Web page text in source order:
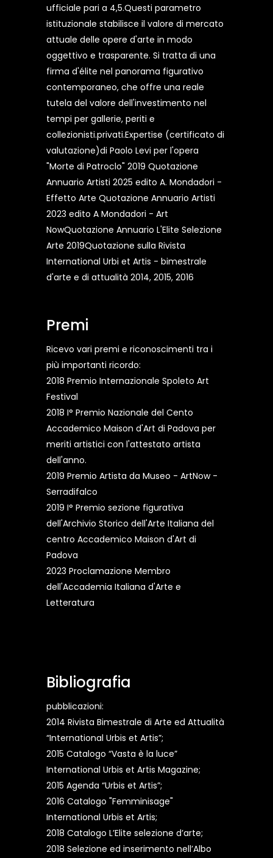
ufficiale pari a 4,5.Questi parametro
istituzionale stabilisce il valore di mercato
attuale delle opere d'arte in modo
oggettivo e trasparente. Si tratta di una
firma d'élite nel panorama figurativo
contemporaneo, che offre una reale
tutela del valore dell'investimento nel
tempi per gallerie, periti e
collezionisti.privati.Expertise (certificato di
valutazione)di Paolo Levi per l'opera
"Morte di Patroclo" 2019 Quotazione
Annuario Artisti 2025 edito A. Mondadori -
Effetto Arte Quotazione Annuario Artisti
2023 edito A Mondadori - Art
NowQuotazione Annuario L'Elite Selezione
Arte 2019Quotazione sulla Rivista
International Urbi et Artis - bimestrale
d'arte e di attualità 2014, 2015, 2016
Premi
Ricevo vari premi e riconoscimenti tra i
più importanti ricordo:
2018 Premio Internazionale Spoleto Art
Festival
2018 I° Premio Nazionale del Cento
Accademico Maison d'Art di Padova per
meriti artistici con l'attestato artista
dell'anno.
2019 Premio Artista da Museo - ArtNow -
Serradifalco
2019 I° Premio sezione figurativa
dell'Archivio Storico dell'Arte Italiana del
centro Accademico Maison d'Art di
Padova
2023 Proclamazione Membro
dell'Accademia Italiana d'Arte e
Letteratura
Bibliografia
pubblicazioni:
2014 Rivista Bimestrale di Arte ed Attualità
“International Urbis et Artis”;
2015 Catalogo “Vasta è la luce”
International Urbis et Artis Magazine;
2015 Agenda “Urbis et Artis”;
2016 Catalogo "Femminisage"
International Urbis et Artis;
2018 Catalogo L’Elite selezione d’arte;
2018 Selezione ed inserimento nell’Albo